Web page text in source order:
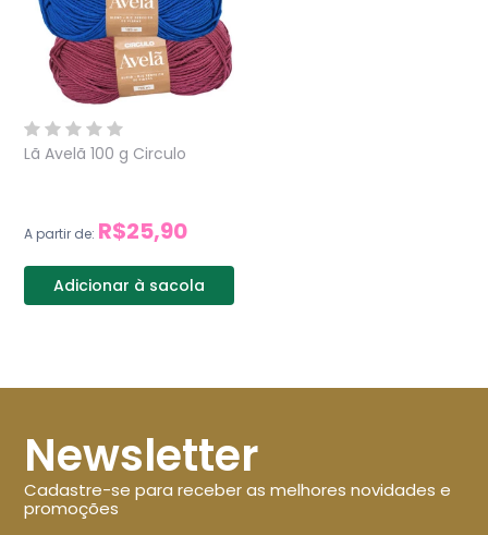
Lã Avelã 100 g Circulo
A partir de: R$25,90
Adicionar à sacola
Newsletter
Cadastre-se para receber as melhores novidades e
promoções